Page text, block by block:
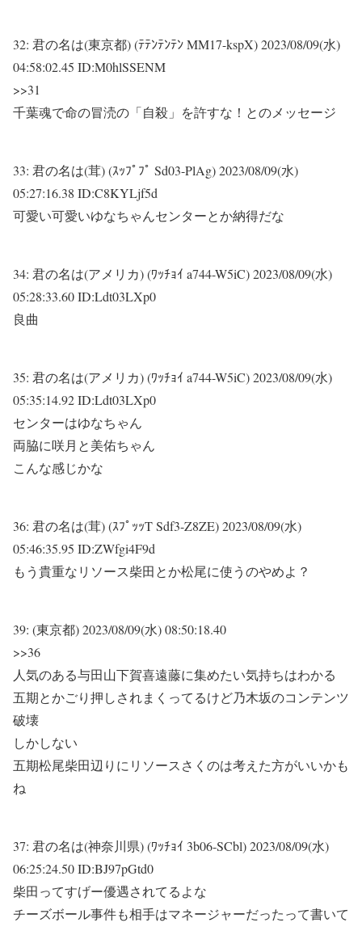
32: 君の名は(東京都) (ﾃﾃﾝﾃﾝﾃﾝ MM17-kspX)2023/08/09(水)
04:58:02.45 ID:M0hlSSENM
>>31
千葉魂で命の冒涜の「自殺」を許すな！とのメッセージ
33: 君の名は(茸) (ｽｯﾌﾟﾌﾟ Sd03-PlAg)2023/08/09(水)
05:27:16.38 ID:C8KYLjf5d
可愛い可愛いゆなちゃんセンターとか納得だな
34: 君の名は(アメリカ) (ﾜｯﾁｮｲ a744-W5iC)2023/08/09(水)
05:28:33.60 ID:Ldt03LXp0
良曲
35: 君の名は(アメリカ) (ﾜｯﾁｮｲ a744-W5iC)2023/08/09(水)
05:35:14.92 ID:Ldt03LXp0
センターはゆなちゃん
両脇に咲月と美佑ちゃん
こんな感じかな
36: 君の名は(茸) (ｽﾌﾟｯｯT Sdf3-Z8ZE)2023/08/09(水)
05:46:35.95 ID:ZWfgi4F9d
もう貴重なリソース柴田とか松尾に使うのやめよ？
39: (東京都)2023/08/09(水) 08:50:18.40
>>36
人気のある与田山下賀喜遠藤に集めたい気持ちはわかる
五期とかごり押しされまくってるけど乃木坂のコンテンツ
破壊
しかしない
五期松尾柴田辺りにリソースさくのは考えた方がいいかも
ね
37: 君の名は(神奈川県) (ﾜｯﾁｮｲ 3b06-SCbl)2023/08/09(水)
06:25:24.50 ID:BJ97pGtd0
柴田ってすげー優遇されてるよな
チーズボール事件も相手はマネージャーだったって書いて